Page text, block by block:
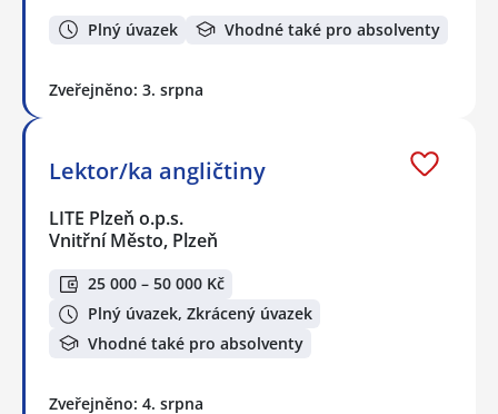
Plný úvazek Vhodné také pro absolventy
Zveřejněno: 3. srpna
Lektor/ka angličtiny
LITE Plzeň o.p.s.
Vnitřní Město, Plzeň
25 000 – 50 000 Kč
Plný úvazek, Zkrácený úvazek
Vhodné také pro absolventy
Zveřejněno: 4. srpna